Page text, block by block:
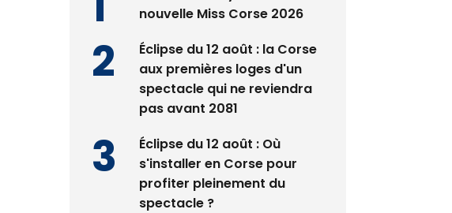
nouvelle Miss Corse 2026
Éclipse du 12 août : la Corse
aux premières loges d'un
spectacle qui ne reviendra
pas avant 2081
Éclipse du 12 août : Où
s'installer en Corse pour
profiter pleinement du
spectacle ?